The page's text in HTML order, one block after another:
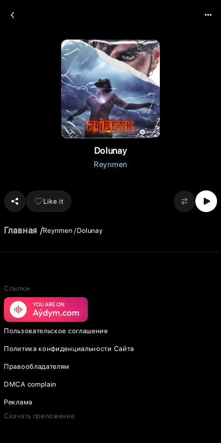
Dolunay
Reynmen
Like it
Главная Reynmen Dolunay
Ссылки
Пользовательское соглашение
Политика конфиденциальности Сайта
Правообладателям
DMCA complain
Реклама
Скачать приложение